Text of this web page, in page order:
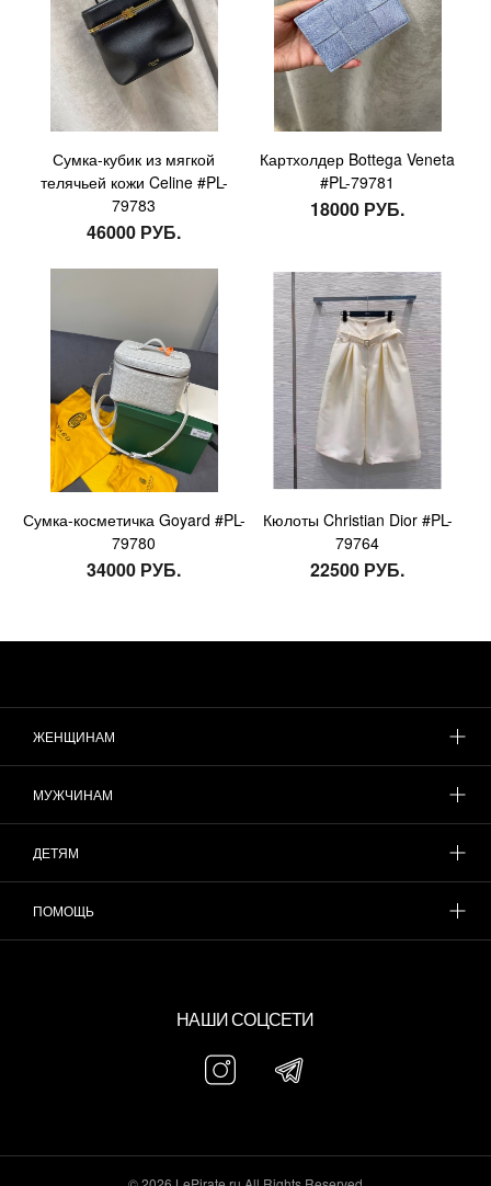
Сумка-кубик из мягкой
телячьей кожи Celine #PL-
79783
46000 РУБ.
Картхолдер Bottega Veneta
#PL-79781
18000 РУБ.
Сумка-косметичка Goyard #PL-
79780
34000 РУБ.
Кюлоты Christian Dior #PL-
79764
22500 РУБ.
ЖЕНЩИНАМ
МУЖЧИНАМ
ДЕТЯМ
ПОМОЩЬ
НАШИ СОЦСЕТИ